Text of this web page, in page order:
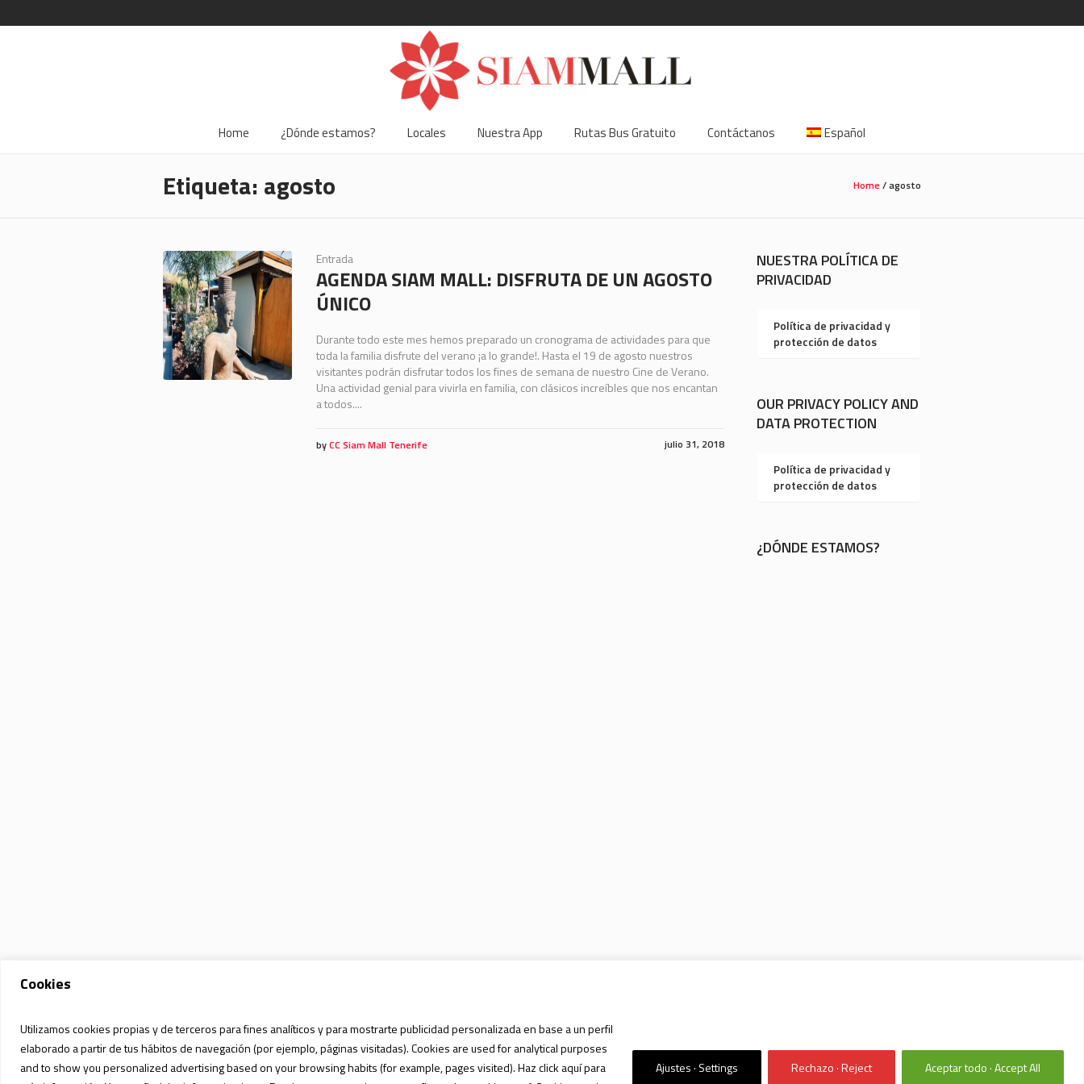
Cookies
Utilizamos cookies propias y de terceros para fines analíticos y para mostrarte publicidad personalizada en base a un perfil
elaborado a partir de tus hábitos de navegación (por ejemplo, páginas visitadas). Cookies are used for analytical purposes
and to show you personalized advertising based on your browsing habits (for example, pages visited). Haz click aquí para
Ajustes · Settings Rechazo · Reject Aceptar todo · Accept All
Home ¿Dónde estamos? Locales Nuestra App Rutas Bus Gratuito Contáctanos Español
Etiqueta: agosto Home/agosto
Entrada
AGENDA SIAM MALL: DISFRUTA DE UN AGOSTO
ÚNICO
Durante todo este mes hemos preparado un cronograma de actividades para que
toda la familia disfrute del verano ¡a lo grande!. Hasta el 19 de agosto nuestros
visitantes podrán disfrutar todos los fines de semana de nuestro Cine de Verano.
Una actividad genial para vivirla en familia, con clásicos increíbles que nos encantan
a todos....
julio 31, 2018
byCC Siam Mall Tenerife
NUESTRA POLÍTICA DE
PRIVACIDAD
Política de privacidad y
protección de datos
OUR PRIVACY POLICY AND
DATA PROTECTION
Política de privacidad y
protección de datos
¿DÓNDE ESTAMOS?